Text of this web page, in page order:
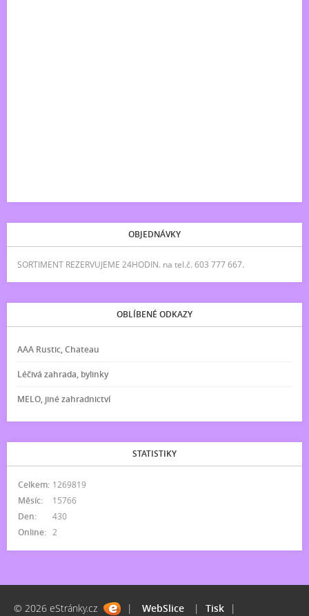
OBJEDNÁVKY
SORTIMENT REZERVUJEME 24HODIN. na tel.č. 603 777 667.
OBLÍBENÉ ODKAZY
AAA Rustic, Chateau
Léčivá zahrada, bylinky
MELO, jiné zahradnictví
STATISTIKY
Online: 2
Celkem: 1269819
Měsíc:
15766
Den:
430
© 2026 eStránky.cz | WebSlice | Tisk |